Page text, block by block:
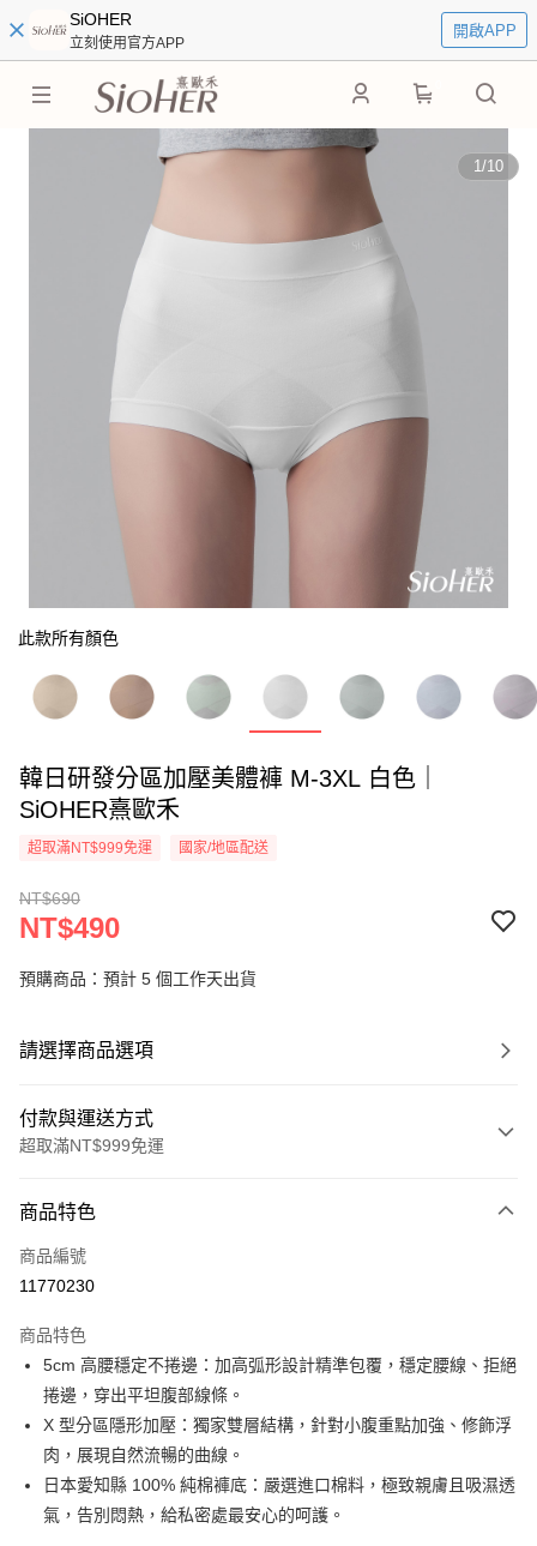
SiOHER
立刻使用官方APP
開啟APP
1/10
此款所有顏色
韓日研發分區加壓美體褲 M-3XL 白色｜
SiOHER熹歐禾
超取滿NT$999免運 國家/地區配送
NT$690
NT$490
預購商品：預計 5 個工作天出貨
請選擇商品選項
付款與運送方式
超取滿NT$999免運
信用卡一次付款
信用卡分期付款
合作金庫商業銀行
華南商業銀行
彰化商業銀行
上海商業儲蓄銀行
國泰世華商業銀行
兆豐國際商業銀行
臺灣中小企業銀行
匯豐（台灣）商業銀行
華泰商業銀行
聯邦商業銀行
遠東國際商業銀行
元大商業銀行
永豐商業銀行
6 期 0 利率 每期
華南商業銀行
上海商業儲蓄銀行
台北富邦商業銀行
國泰世華商業銀行
臺灣中小企業銀行
台中商業銀行
匯豐（台灣）商業銀行
華泰商業銀行
超商取貨付款
LINE Pay
Apple Pay
街口支付
商品特色
商品編號
11770230
商品特色
5cm 高腰穩定不捲邊：加高弧形設計精準包覆，穩定腰線、拒絕
捲邊，穿出平坦腹部線條。
X 型分區隱形加壓：獨家雙層結構，針對小腹重點加強、修飾浮
肉，展現自然流暢的曲線。
日本愛知縣 100% 純棉褲底：嚴選進口棉料，極致親膚且吸濕透
氣，告別悶熱，給私密處最安心的呵護。